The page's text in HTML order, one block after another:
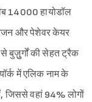
14000 हायोडॉल
और पेशेवर केयर
से बुज़ुुर्गों की सेहत ट्रैक
में एलिक नाम के
जिससे वहां 94% लोगों